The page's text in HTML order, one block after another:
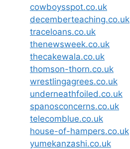
cowboysspot.co.uk
decemberteaching.co.uk
traceloans.co.uk
thenewsweek.co.uk
thecakewala.co.uk
thomson-thorn.co.uk
wrestlingagrees.co.uk
underneathfoiled.co.uk
spanosconcerns.co.uk
telecomblue.co.uk
house-of-hampers.co.uk
yumekanzashi.co.uk